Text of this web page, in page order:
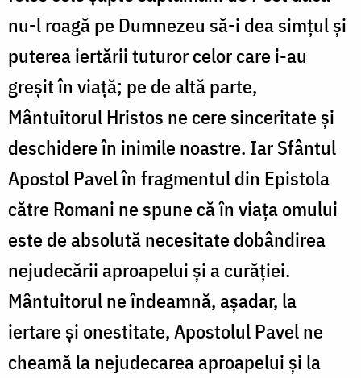
nu-l roagă pe Dumnezeu să-i dea simţul şi
puterea iertării tuturor celor care i-au
greşit în viaţă; pe de altă parte,
Mântuitorul Hristos ne cere sinceritate şi
deschidere în inimile noastre. Iar Sfântul
Apostol Pavel în fragmentul din Epistola
către Romani ne spune că în viaţa omului
este de absolută necesitate dobândirea
nejudecării aproapelui şi a curăţiei.
Mântuitorul ne îndeamnă, aşadar, la
iertare şi onestitate, Apostolul Pavel ne
cheamă la nejudecarea aproapelui şi la